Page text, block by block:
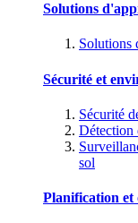
Solutions
Solutions
Sécurité et
Sécurité
Détection
sol
Planification et